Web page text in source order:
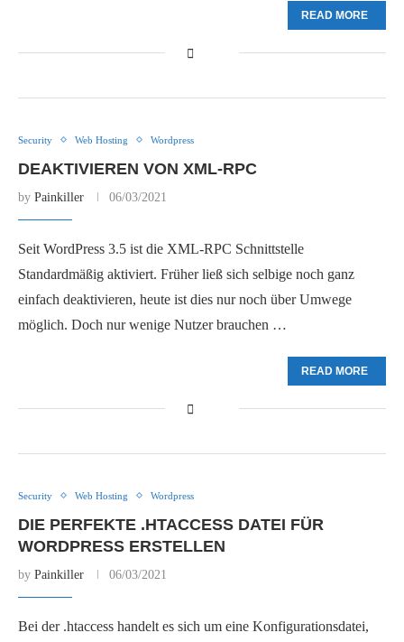
READ MORE
Security Web Hosting Wordpress
DEAKTIVIEREN VON XML-RPC
by Painkiller 06/03/2021
Seit WordPress 3.5 ist die XML-RPC Schnittstelle
Standardmäßig aktiviert. Früher ließ sich selbige noch ganz
einfach deaktivieren, heute ist dies nur noch über Umwege
möglich. Doch nur wenige Nutzer brauchen …
READ MORE
Security Web Hosting Wordpress
DIE PERFEKTE .HTACCESS DATEI FÜR
WORDPRESS ERSTELLEN
by Painkiller 06/03/2021
Bei der .htaccess handelt es sich um eine Konfigurationsdatei,